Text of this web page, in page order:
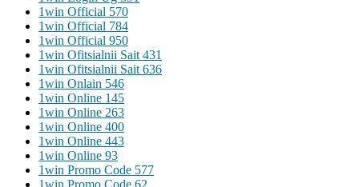
1win Official 570
1win Official 784
1win Official 950
1win Ofitsialnii Sait 431
1win Ofitsialnii Sait 636
1win Onlain 546
1win Online 145
1win Online 263
1win Online 400
1win Online 443
1win Online 93
1win Promo Code 577
1win Promo Code 62